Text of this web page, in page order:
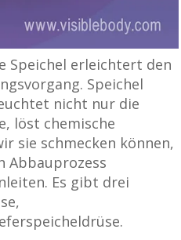
Speichel erleichtert den
Speichel
nicht nur die
löst chemische
sie schmecken können,
Abbauprozess
Es gibt drei